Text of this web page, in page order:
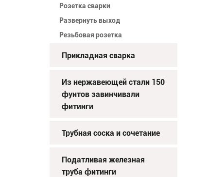
Розетка сварки
Развернуть выход
Резьбовая розетка
Прикладная сварка
Из нержавеющей стали 150
фунтов завинчивали
фитинги
Трубная соска и сочетание
Податливая железная
труба фитинги